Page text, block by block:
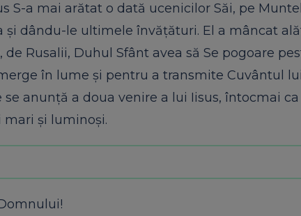
S-a mai arătat o dată ucenicilor Săi, pe
dându-le ultimele învățături. El a mâncat
de Rusalii, Duhul Sfânt avea să Se pogoare
în lume și pentru a transmite Cuvântul
anunță a doua venire a lui Iisus, întocmai
și luminoși.